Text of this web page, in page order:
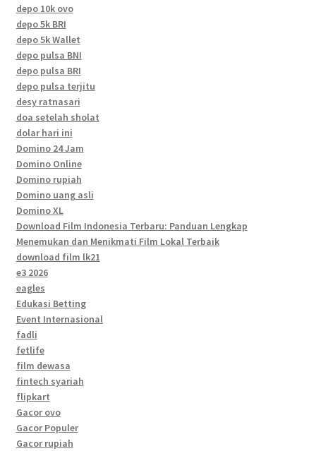
depo 10k ovo
depo 5k BRI
depo 5k Wallet
depo pulsa BNI
depo pulsa BRI
depo pulsa terjitu
desy ratnasari
doa setelah sholat
dolar hari ini
Domino 24 Jam
Domino Online
Domino rupiah
Domino uang asli
Domino XL
Download Film Indonesia Terbaru: Panduan Lengkap
Menemukan dan Menikmati Film Lokal Terbaik
download film lk21
e3 2026
eagles
Edukasi Betting
Event Internasional
fadli
fetlife
film dewasa
fintech syariah
flipkart
Gacor ovo
Gacor Populer
Gacor rupiah